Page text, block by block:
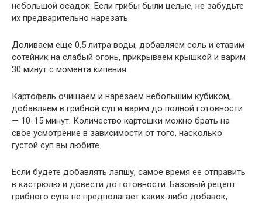
небольшой осадок. Если грибы были целые, не забудьте
их предварительно нарезать
Доливаем еще 0,5 литра воды, добавляем соль и ставим
сотейник на слабый огонь, прикрываем крышкой и варим
30 минут с момента кипения.
Картофель очищаем и нарезаем небольшим кубиком,
добавляем в грибной суп и варим до полной готовности
— 10-15 минут. Количество картошки можно брать на
свое усмотрение в зависимости от того, насколько
густой суп вы любите.
Если будете добавлять лапшу, самое время ее отправить
в кастрюлю и довести до готовности. Базовый рецепт
грибного супа не предполагает каких-либо добавок,